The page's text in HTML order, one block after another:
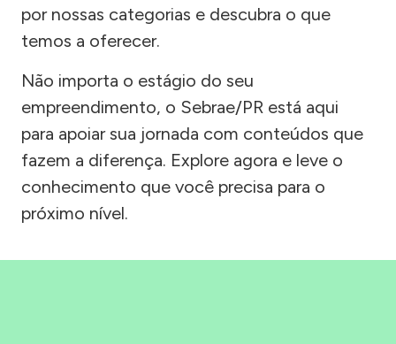
por nossas categorias e descubra o que
temos a oferecer.
Não importa o estágio do seu
empreendimento, o Sebrae/PR está aqui
para apoiar sua jornada com conteúdos que
fazem a diferença. Explore agora e leve o
conhecimento que você precisa para o
próximo nível.